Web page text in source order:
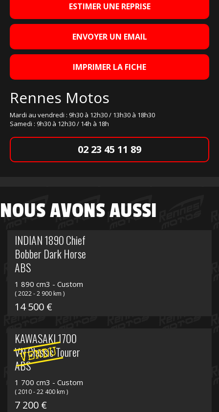
ESTIMER UNE REPRISE
ENVOYER UN EMAIL
IMPRIMER LA FICHE
Rennes Motos
Mardi au vendredi : 9h30 à 12h30 / 13h30 à 18h30
Samedi : 9h30 à 12h30 / 14h à 18h
02 23 45 11 89
NOUS AVONS AUSSI
INDIAN 1890 Chief
Bobber Dark Horse
ABS
1 890 cm3 - Custom
( 2022 - 2 900 km )
14 500 €
VENDU
KAWASAKI 1700
VN Classic Tourer
ABS
1 700 cm3 - Custom
( 2010 - 22 400 km )
7 200 €